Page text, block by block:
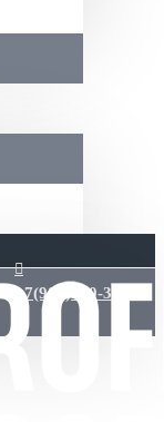
+7(903)130-30-44